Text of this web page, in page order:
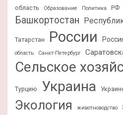
область
Образование Политика РФ
Башкортостан
Татарстан России
область
Санкт-Петербург
Сельское
Турцию Украина
Экология животноводство